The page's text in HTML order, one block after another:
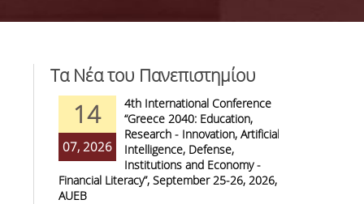
Τα Νέα του Πανεπιστημίου
14
07, 2026
4th International Conference
“Greece 2040: Education,
Research - Innovation, Artificial
Intelligence, Defense,
Institutions and Economy -
Financial Literacy”, September 25-26, 2026,
AUEB